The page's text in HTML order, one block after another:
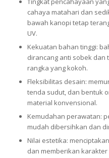
cahaya matahari dan
bawah kanopi tetap
UV.
Kekuatan bahan tinggi:
dirancang anti sobek dan
rangka yang kokoh.
Fleksibilitas desain:
tenda sudut, dan bentuk
material konvensional.
Kemudahan perawatan:
mudah dibersihkan dan
Nilai estetika:
dan memberikan